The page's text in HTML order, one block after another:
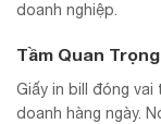
doanh nghiệp.
Tầm Quan
Giấy in bill đóng
doanh hàng ngày.